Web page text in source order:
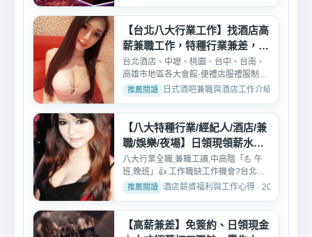
【台北八大行業工作】找酒店高
薪兼職工作，特種行業兼差，打
工
台北酒店、中壢、桃園、台中、台南、
高雄市地區各大會館-便禮店服禮服制服
酒店公關小姐，八大幹...
日式酒吧兼職與酒店工作介紹 · 2026-
【八大特種行業/經紀人/酒店/兼
職/娛樂/夜場】日領現領薪水工
作
八大行業全職,兼職工讀,中高階「💪 午
班,晚班」👍 工作職缺工作機會?️台北市
中山區、東區酒店、...酒店薪資福利與工作心得 · 2026-02-07
【高薪兼差】免簽約、日領現金